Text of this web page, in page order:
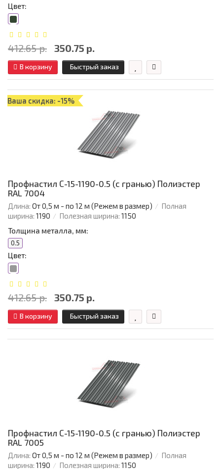
Цвет:
412.65 р. 350.75 р.
В корзину Быстрый заказ
Ваша скидка: -15%
Профнастил С-15-1190-0.5 (с гранью) Полиэстер
RAL 7004
Длина: От 0,5 м - по 12 м (Режем в размер)
Полная
ширина: 1190 Полезная ширина: 1150
Толщина металла, мм:
0.5
Цвет:
412.65 р. 350.75 р.
В корзину Быстрый заказ
Профнастил С-15-1190-0.5 (с гранью) Полиэстер
RAL 7005
Длина: От 0,5 м - по 12 м (Режем в размер)
Полная
ширина: 1190 Полезная ширина: 1150